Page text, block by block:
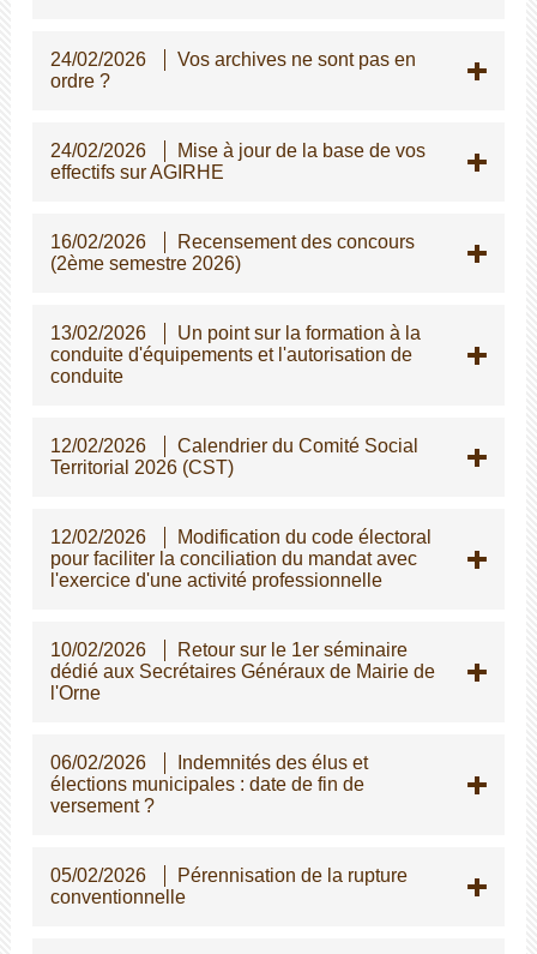
24/02/2026
Vos archives ne sont pas en
ordre ?
24/02/2026
Mise à jour de la base de vos
effectifs sur AGIRHE
16/02/2026
Recensement des concours
(2ème semestre 2026)
13/02/2026
Un point sur la formation à la
conduite d'équipements et l'autorisation de
conduite
12/02/2026
Calendrier du Comité Social
Territorial 2026 (CST)
12/02/2026
Modification du code électoral
pour faciliter la conciliation du mandat avec
l'exercice d'une activité professionnelle
10/02/2026
Retour sur le 1er séminaire
dédié aux Secrétaires Généraux de Mairie de
l'Orne
06/02/2026
Indemnités des élus et
élections municipales : date de fin de
versement ?
05/02/2026
Pérennisation de la rupture
conventionnelle